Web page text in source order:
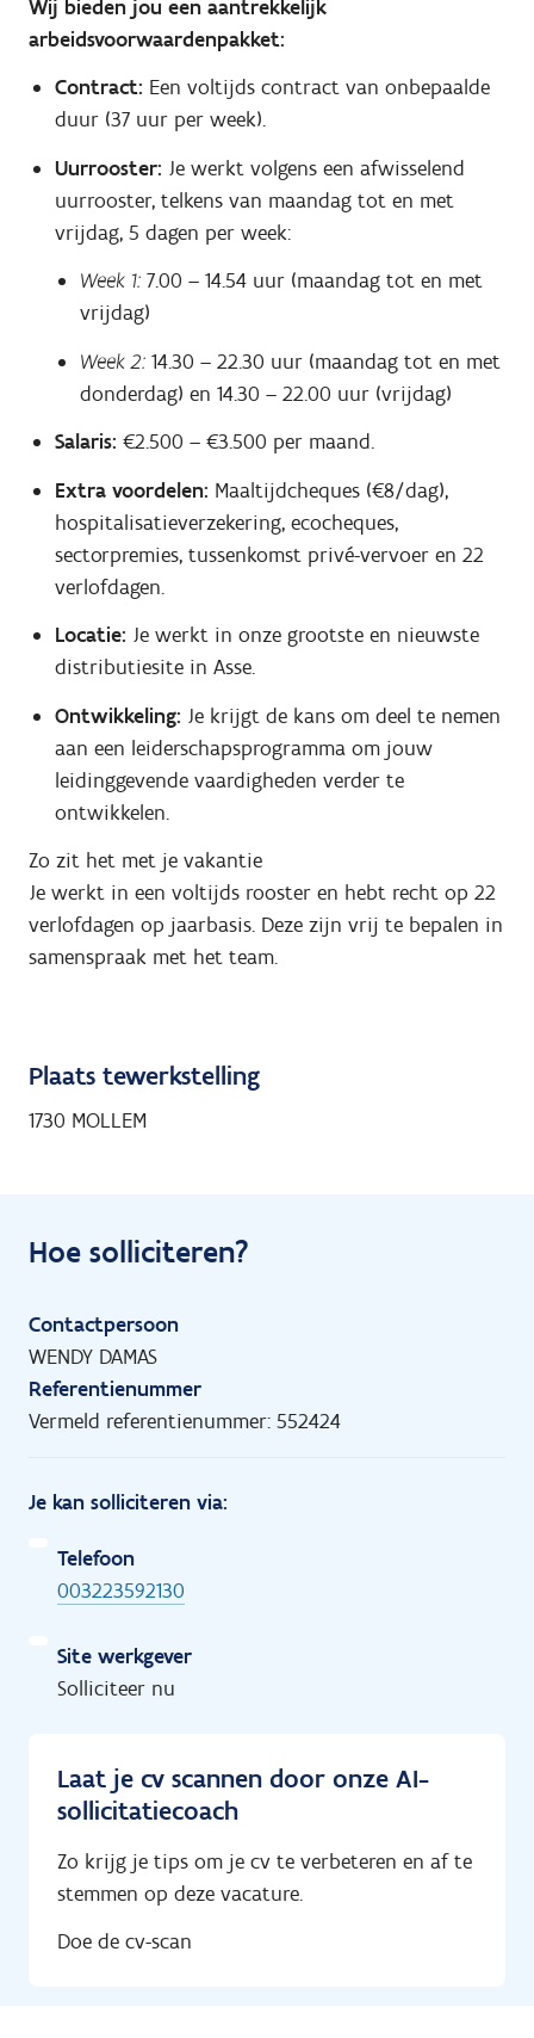
Wij bieden jou een aantrekkelijk
arbeidsvoorwaardenpakket:
Contract: Een voltijds contract van onbepaalde
duur (37 uur per week).
Uurrooster: Je werkt volgens een afwisselend
uurrooster, telkens van maandag tot en met
vrijdag, 5 dagen per week:
Week 1: 7.00 – 14.54 uur (maandag tot en met
vrijdag)
Week 2: 14.30 – 22.30 uur (maandag tot en met
donderdag) en 14.30 – 22.00 uur (vrijdag)
Salaris: €2.500 – €3.500 per maand.
Extra voordelen: Maaltijdcheques (€8/dag),
hospitalisatieverzekering, ecocheques,
sectorpremies, tussenkomst privé-vervoer en 22
verlofdagen.
Locatie: Je werkt in onze grootste en nieuwste
distributiesite in Asse.
Ontwikkeling: Je krijgt de kans om deel te nemen
aan een leiderschapsprogramma om jouw
leidinggevende vaardigheden verder te
ontwikkelen.
Zo zit het met je vakantie
Je werkt in een voltijds rooster en hebt recht op 22
verlofdagen op jaarbasis. Deze zijn vrij te bepalen in
samenspraak met het team.
Plaats tewerkstelling
1730 MOLLEM
Hoe solliciteren?
Contactpersoon
WENDY DAMAS
Referentienummer
Vermeld referentienummer: 552424
Je kan solliciteren via:
Telefoon
003223592130
Site werkgever
Solliciteer nu
Laat je cv scannen door onze AI-
sollicitatiecoach
Zo krijg je tips om je cv te verbeteren en af te
stemmen op deze vacature.
Doe de cv-scan